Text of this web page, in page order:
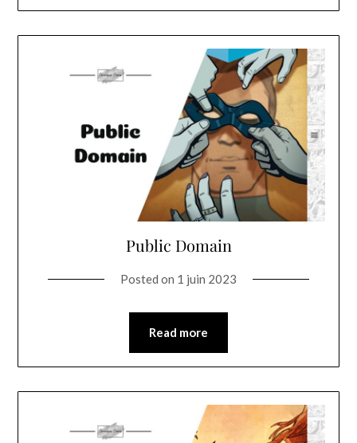
Public Domain
Posted on 1 juin 2023
Read more